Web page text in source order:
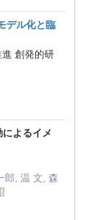
デル化と臨
創発的研
よるイメ
郎, 温 文, 森